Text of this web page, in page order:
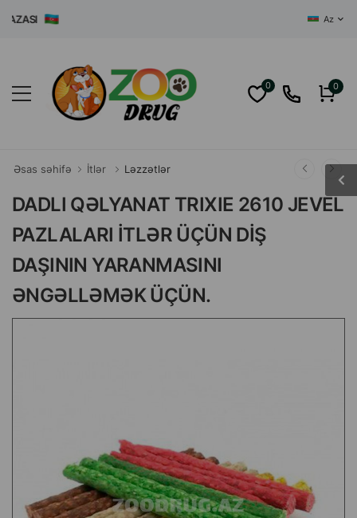
Az
0 0
Əsas səhifə İtlər Ləzzətlər
DADLI QƏLYANAT TRIXIE 2610 JEVEL
PAZLALARI İTLƏR ÜÇÜN DİŞ
DAŞININ YARANMASINI
ƏNGƏLLƏMƏK ÜÇÜN.